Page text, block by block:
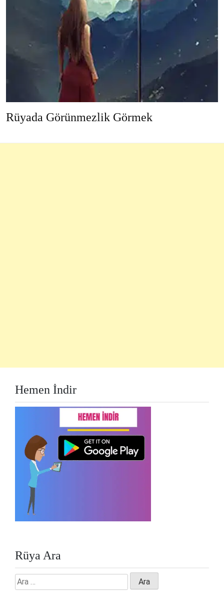
Rüyada Görünmezlik Görmek
Hemen İndir
Rüya Ara
Arama: